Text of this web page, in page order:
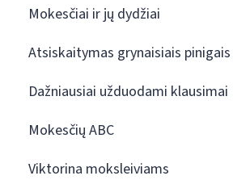
Mokesčiai ir jų dydžiai
Atsiskaitymas grynaisiais pinigais
Dažniausiai užduodami klausimai
Mokesčių ABC
Viktorina moksleiviams